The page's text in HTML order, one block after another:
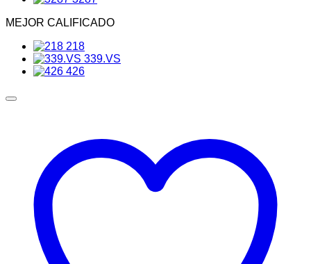
MEJOR CALIFICADO
218
339.VS
426